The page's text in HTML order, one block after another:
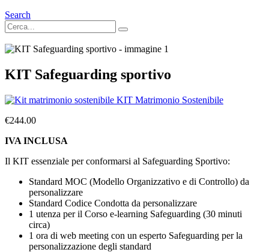
Search
KIT Safeguarding sportivo
KIT Matrimonio Sostenibile
€244.00
IVA INCLUSA
Il KIT essenziale per conformarsi al Safeguarding Sportivo:
Standard MOC (Modello Organizzativo e di Controllo) da
personalizzare
Standard Codice Condotta da personalizzare
1 utenza per il Corso e-learning Safeguarding (30 minuti
circa)
1 ora di web meeting con un esperto Safeguarding per la
personalizzazione degli standard